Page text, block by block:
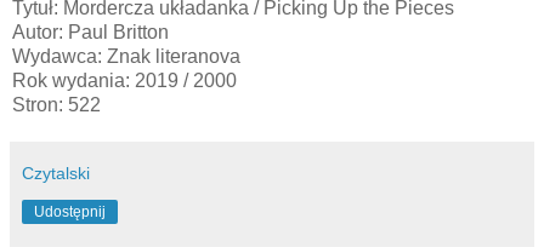
Tytuł: Mordercza układanka / Picking Up the Pieces
Autor: Paul Britton
Wydawca: Znak literanova
Rok wydania: 2019 / 2000
Stron: 522
Czytalski
Udostępnij